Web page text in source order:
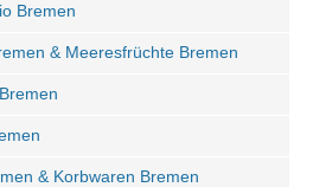
Bremen
& Meeresfrüchte Bremen
& Korbwaren Bremen